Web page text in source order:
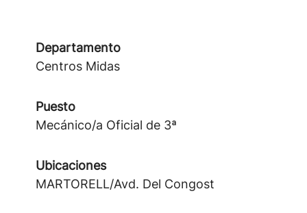
Departamento
Centros Midas
Puesto
Mecánico/a Oficial de 3ª
Ubicaciones
MARTORELL/Avd. Del Congost